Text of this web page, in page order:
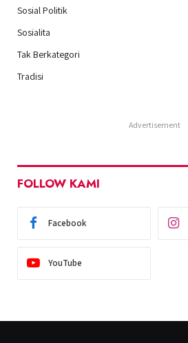
Sosial Politik
Sosialita
Tak Berkategori
Tradisi
Advertisement
FOLLOW KAMI
Facebook
YouTube